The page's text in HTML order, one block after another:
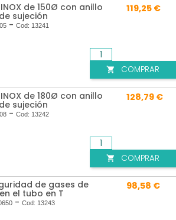
de 150Ø con anillo
sujeción
- Cod: 13241
119,25 €
 COMPRAR
de 180Ø con anillo
sujeción
- Cod: 13242
128,79 €
 COMPRAR
de gases de
el tubo en T
- Cod: 13243
98,58 €